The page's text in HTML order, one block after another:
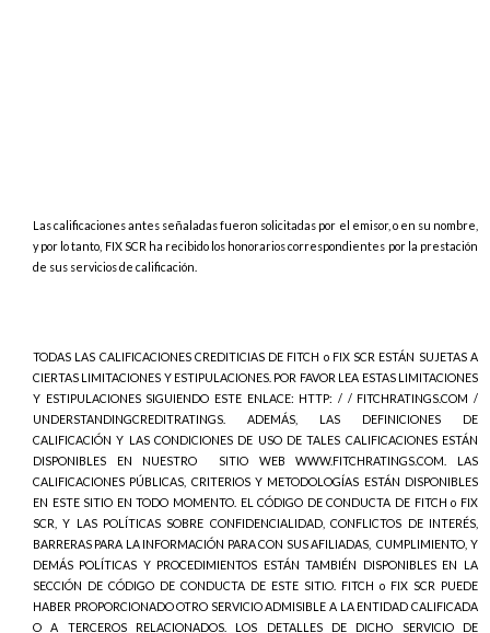
Las calificaciones antes señaladas fueron solicitadas por el emisor, o en su nombre,
y por lo tanto, FIX SCR ha recibido los honorarios correspondientes por la prestación
de sus servicios de calificación.
TODAS LAS CALIFICACIONES CREDITICIAS DE FITCH o FIX SCR ESTÁN SUJETAS A
CIERTAS LIMITACIONES Y ESTIPULACIONES. POR FAVOR LEA ESTAS LIMITACIONES
Y ESTIPULACIONES SIGUIENDO ESTE ENLACE: HTTP: / / FITCHRATINGS.COM /
UNDERSTANDINGCREDITRATINGS. ADEMÁS, LAS DEFINICIONES DE
CALIFICACIÓN Y LAS CONDICIONES DE USO DE TALES CALIFICACIONES ESTÁN
DISPONIBLES EN NUESTRO
SITIO WEB WWW.FITCHRATINGS.COM. LAS
CALIFICACIONES PÚBLICAS, CRITERIOS Y METODOLOGÍAS ESTÁN DISPONIBLES
EN ESTE SITIO EN TODO MOMENTO. EL CÓDIGO DE CONDUCTA DE FITCH o FIX
SCR, Y LAS POLÍTICAS SOBRE CONFIDENCIALIDAD, CONFLICTOS DE INTERÉS,
BARRERAS PARA LA INFORMACIÓN PARA CON SUS AFILIADAS, CUMPLIMIENTO, Y
DEMÁS POLÍTICAS Y PROCEDIMIENTOS ESTÁN TAMBIÉN DISPONIBLES EN LA
SECCIÓN DE CÓDIGO DE CONDUCTA DE ESTE SITIO. FITCH o FIX SCR PUEDE
HABER PROPORCIONADO OTRO SERVICIO ADMISIBLE A LA ENTIDAD CALIFICADA
O A TERCEROS RELACIONADOS. LOS DETALLES DE DICHO SERVICIO DE